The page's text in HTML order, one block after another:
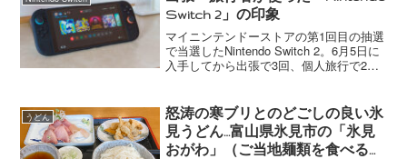
こで驚...
Switch 2」の印象
マイニンテンドーストアの第1回目の抽選
で当選したNintendo Switch 2。6月5日に
入手してから出張で3回、個人旅行で2
きさ・重量到着前に心配していたのが、
こ...
うどん
怒涛の寒ブリとのどごしの良い氷
見うどん…富山県氷見市の「氷見
おがわ」（ご当地麺類を食べる